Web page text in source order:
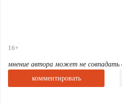
16+
мнение автора может не совпадать
комментировать